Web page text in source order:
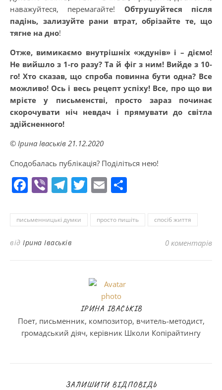
наважуйтеся, перемагайте! Обтрушуйтеся після
падінь, зализуйте рани втрат, обрізайте те, що
тягне на дно!
Отже, вимикаємо внутрішніх «ждунів» і – діємо!
Не вийшло з 1-го разу? Та й фіг з ним! Вийде з 10-
го! Хто сказав, що спроба повинна бути одна? Все
можливо! Ось і весь рецепт успіху! Все, про що ви
мрієте у письменстві, просто зараз починає
скорочувати ніч невдач і прямувати до світла
здійсненного!
© Ірина Іваськів 21.12.2020
Сподобалась публікація? Поділіться нею!
Facebook
ViberTelegram
Twitter
Email
письменницькі думки просто пишіть спосіб життя
від Ірина Іваськів 0 коментарів
ІРИНА ІВАСЬКІВ
Поет, письменник, композитор, вчитель-методист,
громадський діяч, керівник Школи Копірайтингу
ЗАЛИШИТИ ВІДПОВІДЬ